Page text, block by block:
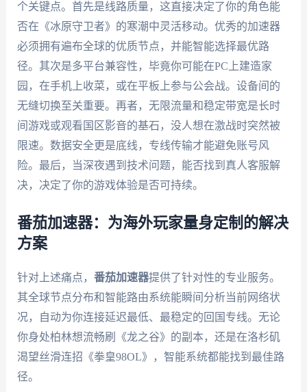
个关键点。首先是线路质量，这直接决定了你的角色能
否在《冰原守卫者》的寒潮中灵活移动。优秀的加速器
必须拥有遍布全球的优质节点，并能智能选择最优路
径。其次是多平台兼容性，毕竟你可能在PC上建造家
园，在手机上收菜，或在平板上参与公会战。设备间的
无缝切换至关重要。再者，无限流量和稳定带宽是长时
间游戏或观看国区影音的基石，没人想在激战时突然被
限速。数据安全更是底线，专线传输才能避免账号风
险。最后，当深夜遇到技术问题，能否找到真人客服解
决，决定了你的游戏体验是否可持续。
番茄加速器：为海外玩家量身定制的解决
方案
针对上述痛点， 番茄加速器提供了针对性的专业服务。
其全球节点分布和智能路由系统能瞬间分析当前网络状
况，自动为你连接延迟最低、最稳定的回国专线。无论
你身处柏林想流畅刷《龙之谷》的副本，还是在洛杉矶
渴望丝滑连招《拳皇98OL》，智能系统都能找到最佳路
径。